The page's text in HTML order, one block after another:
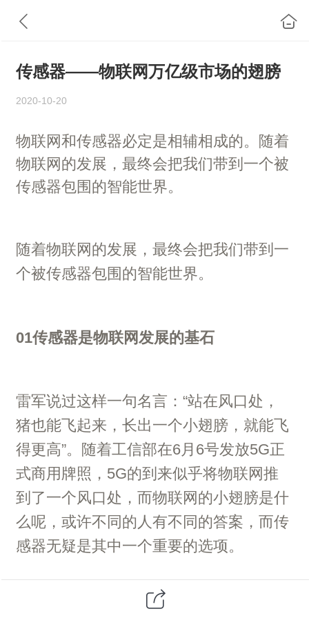
传感器——物联网万亿级市场的翅膀
2020-10-20
物联网和传感器必定是相辅相成的。随着
物联网的发展，最终会把我们带到一个被
传感器包围的智能世界。
随着物联网的发展，最终会把我们带到一
个被传感器包围的智能世界。
01传感器是物联网发展的基石
雷军说过这样一句名言：“站在风口处，
猪也能飞起来，长出一个小翅膀，就能飞
得更高”。随着工信部在6月6号发放5G正
式商用牌照，5G的到来似乎将物联网推
到了一个风口处，而物联网的小翅膀是什
么呢，或许不同的人有不同的答案，而传
感器无疑是其中一个重要的选项。